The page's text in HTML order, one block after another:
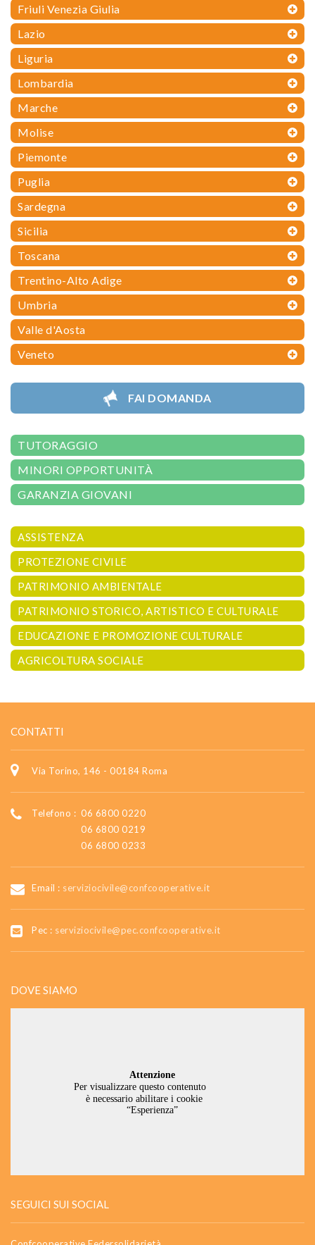
Friuli Venezia Giulia
Lazio
Liguria
Lombardia
Marche
Molise
Piemonte
Puglia
Sardegna
Sicilia
Toscana
Trentino-Alto Adige
Umbria
Valle d'Aosta
Veneto
FAI DOMANDA
TUTORAGGIO
MINORI OPPORTUNITÀ
GARANZIA GIOVANI
ASSISTENZA
PROTEZIONE CIVILE
PATRIMONIO AMBIENTALE
PATRIMONIO STORICO, ARTISTICO E CULTURALE
EDUCAZIONE E PROMOZIONE CULTURALE
AGRICOLTURA SOCIALE
CONTATTI
Via Torino, 146 - 00184 Roma
Telefono : 06 6800 0220
06 6800 0219
06 6800 0233
Email : serviziocivile@confcooperative.it
Pec : serviziocivile@pec.confcooperative.it
DOVE SIAMO
SEGUICI SUI SOCIAL